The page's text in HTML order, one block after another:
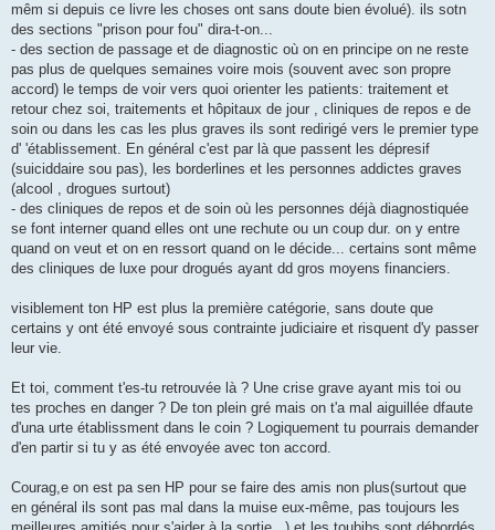
mêm si depuis ce livre les choses ont sans doute bien évolué). ils sotn
des sections "prison pour fou" dira-t-on...
- des section de passage et de diagnostic où on en principe on ne reste
pas plus de quelques semaines voire mois (souvent avec son propre
accord) le temps de voir vers quoi orienter les patients: traitement et
retour chez soi, traitements et hôpitaux de jour , cliniques de repos e de
soin ou dans les cas les plus graves ils sont redirigé vers le premier type
d' 'établissement. En général c'est par là que passent les dépresif
(suiciddaire sou pas), les borderlines et les personnes addictes graves
(alcool , drogues surtout)
- des cliniques de repos et de soin où les personnes déjà diagnostiquée
se font interner quand elles ont une rechute ou un coup dur. on y entre
quand on veut et on en ressort quand on le décide... certains sont même
des cliniques de luxe pour drogués ayant dd gros moyens financiers.
visiblement ton HP est plus la première catégorie, sans doute que
certains y ont été envoyé sous contrainte judiciaire et risquent d'y passer
leur vie.
Et toi, comment t'es-tu retrouvée là ? Une crise grave ayant mis toi ou
tes proches en danger ? De ton plein gré mais on t'a mal aiguillée dfaute
d'una urte établissment dans le coin ? Logiquement tu pourrais demander
d'en partir si tu y as été envoyée avec ton accord.
Courag,e on est pa sen HP pour se faire des amis non plus(surtout que
en général ils sont pas mal dans la muise eux-même, pas toujours les